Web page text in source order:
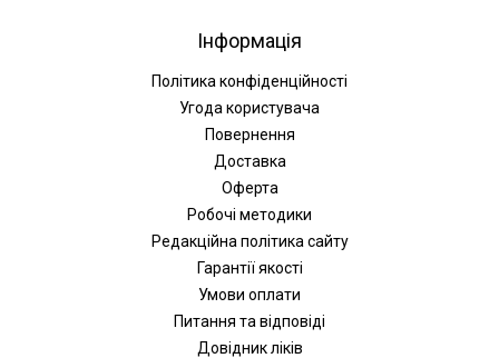
Інформація
Політика конфіденційності
Угода користувача
Повернення
Доставка
Оферта
Робочі методики
Редакційна політика сайту
Гарантії якості
Умови оплати
Питання та відповіді
Довідник ліків